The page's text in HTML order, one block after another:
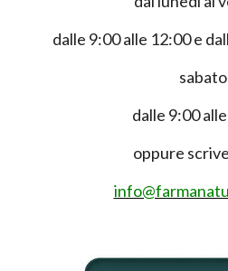
dalle 9:00 alle 12:00 e
sabato
dalle 9:00
oppure